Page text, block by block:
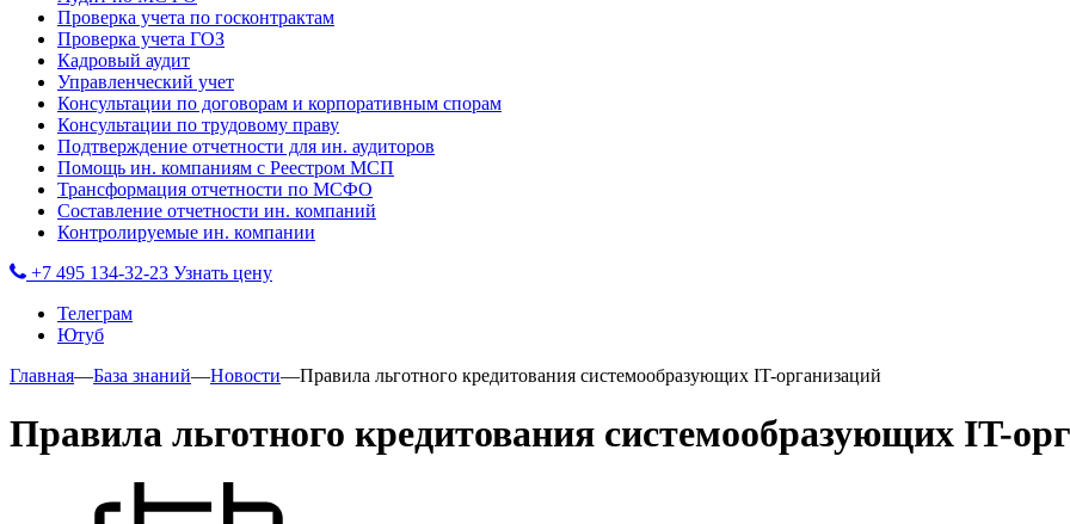
Проверка учета по госконтрактам
Проверка учета ГОЗ
Кадровый аудит
Управленческий учет
Консультации по договорам и корпоративным спорам
Консультации по трудовому праву
Подтверждение отчетности для ин. аудиторов
Помощь ин. компаниям с Реестром МСП
Трансформация отчетности по МСФО
Составление отчетности ин. компаний
Контролируемые ин. компании
+7 495 134-32-23 Узнать цену
Телеграм
Ютуб
Главная—База знаний—Новости—Правила льготного кредитования системообразующих IT-организаций
Правила льготного кредитования системообразующих IT-